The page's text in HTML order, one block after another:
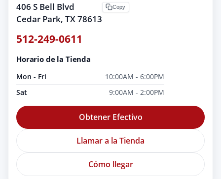
406 S Bell Blvd
Cedar Park, TX 78613
Copy
512-249-0611
Horario de la Tienda
Mon - Fri
10:00AM - 6:00PM
Sat
9:00AM - 2:00PM
Obtener Efectivo
Llamar a la Tienda
Cómo llegar